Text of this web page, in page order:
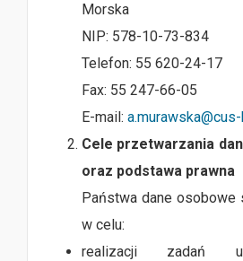
Morska
NIP: 578-10-73-834
Telefon: 55 620-24-17
Fax: 55 247-66-05
E-mail:
Cele przetwarzania
oraz podstawa prawna
Państwa dane osobowe
w celu:
realizacji zadań